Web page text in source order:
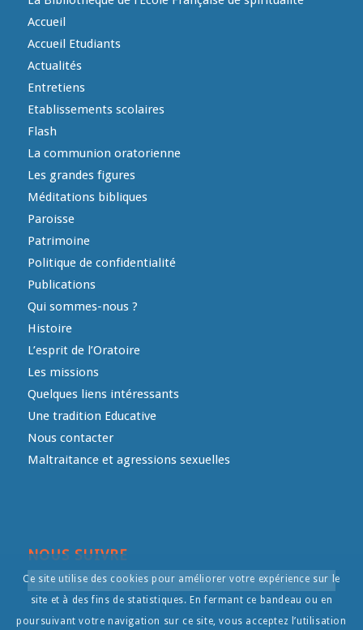
Accueil
Accueil Etudiants
Actualités
Entretiens
Etablissements scolaires
Flash
La communion oratorienne
Les grandes figures
Méditations bibliques
Paroisse
Patrimoine
Politique de confidentialité
Publications
Qui sommes-nous ?
Histoire
L’esprit de l’Oratoire
Les missions
Quelques liens intéressants
Une tradition Educative
Nous contacter
Maltraitance et agressions sexuelles
NOUS SUIVRE
Ce site utilise des cookies pour améliorer votre expérience sur le
site et à des fins de statistiques. En fermant ce bandeau ou en
poursuivant votre navigation sur ce site, vous acceptez l’utilisation